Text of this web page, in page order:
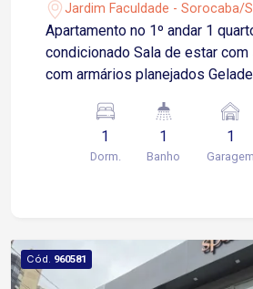
Jardim Faculdade - Sorocaba/
Apartamento no 1º andar 1 quarto com ar-
condicionado Sala de estar com
com armários planejados
coberta Apenas 150 metros da Avenida
Washington Luiz Fácil acesso à Rodovia Raposo
Tavares Próximo ao BOS, Faculdade de Medicina
instituições de ensino,
opções de lazer, oferecendo
1
Dorm.
1
Banho
1
Garagem
Cód. 960581